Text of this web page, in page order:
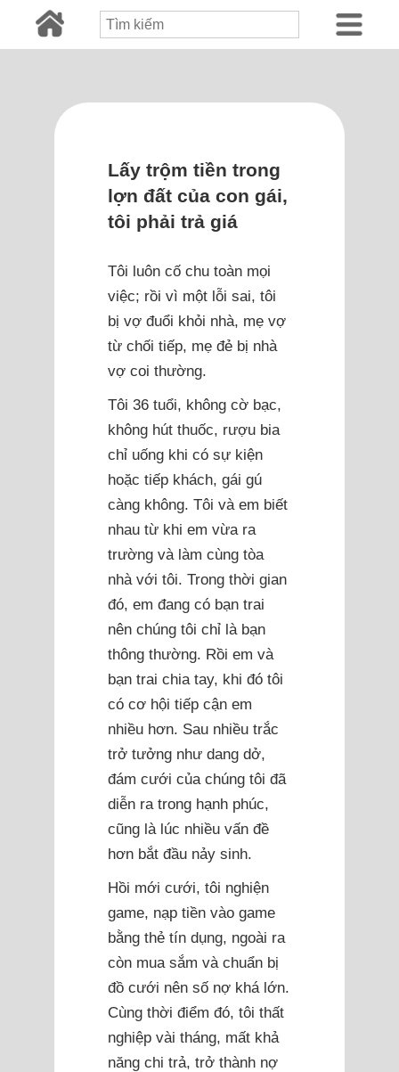
Lấy trộm tiền trong
lợn đất của con gái,
tôi phải trả giá
Tôi luôn cố chu toàn mọi
việc; rồi vì một lỗi sai, tôi
bị vợ đuổi khỏi nhà, mẹ vợ
từ chối tiếp, mẹ đẻ bị nhà
vợ coi thường.
Tôi 36 tuổi, không cờ bạc,
không hút thuốc, rượu bia
chỉ uống khi có sự kiện
hoặc tiếp khách, gái gú
càng không. Tôi và em biết
nhau từ khi em vừa ra
trường và làm cùng tòa
nhà với tôi. Trong thời gian
đó, em đang có bạn trai
nên chúng tôi chỉ là bạn
thông thường. Rồi em và
bạn trai chia tay, khi đó tôi
có cơ hội tiếp cận em
nhiều hơn. Sau nhiều trắc
trở tưởng như dang dở,
đám cưới của chúng tôi đã
diễn ra trong hạnh phúc,
cũng là lúc nhiều vấn đề
hơn bắt đầu nảy sinh.
Hồi mới cưới, tôi nghiện
game, nạp tiền vào game
bằng thẻ tín dụng, ngoài ra
còn mua sắm và chuẩn bị
đồ cưới nên số nợ khá lớn.
Cùng thời điểm đó, tôi thất
nghiệp vài tháng, mất khả
năng chi trả, trở thành nợ